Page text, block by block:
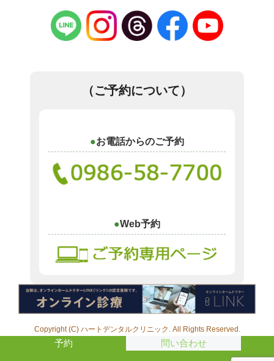
（ご予約について）
お電話からのご予約
Web予約
Copyright (C) ハートデンタルクリニック. All Rights Reserved.
予約 問い合わせ